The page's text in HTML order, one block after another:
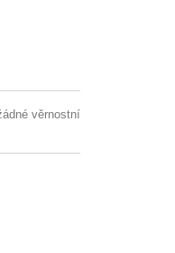
věrnostní